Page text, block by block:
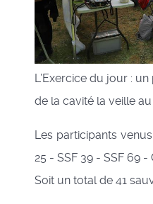
L’Exercice du jour :
de la cavité la veille au
Les participants
25 - SSF 39 - SSF 69 -
Soit un total de 41